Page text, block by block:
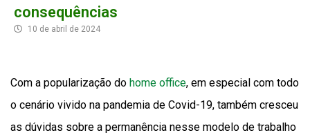
consequências
10 de abril de 2024
Com a popularização do home office, em especial com todo
o cenário vivido na pandemia de Covid-19, também cresceu
as dúvidas sobre a permanência nesse modelo de trabalho